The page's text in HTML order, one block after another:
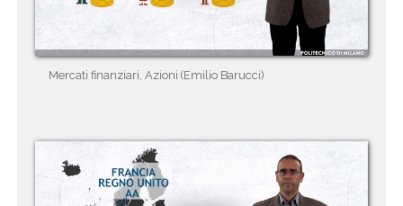
Mercati finanziari, Azioni (Emilio Barucci)